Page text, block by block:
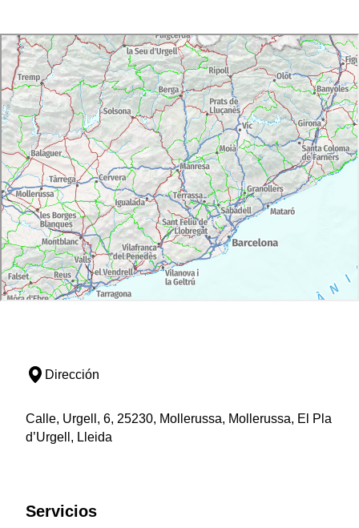
Dirección
Calle, Urgell, 6, 25230, Mollerussa, Mollerussa, El Pla
d’Urgell, Lleida
Servicios